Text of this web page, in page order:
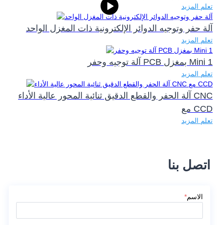
تعلم المزيد
آلة حفر وتوجيه الدوائر الإلكترونية ذات المغزل الواحد
تعلم المزيد
آلة توجيه وحفر PCB بمغزل Mini 1
تعلم المزيد
آلة الحفر والقطع الدقيق ثنائية المحور عالية الأداء CNC
مع CCD
تعلم المزيد
اتصل بنا
الاسم*